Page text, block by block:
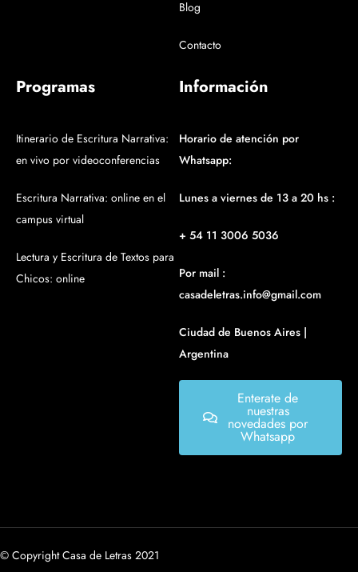
Blog
Contacto
Programas
Itinerario de Escritura Narrativa:
en vivo por videoconferencias
Escritura Narrativa: online en el
campus virtual
Lectura y Escritura de Textos para
Chicos: online
Información
Horario de atención por
Whatsapp:
Lunes a viernes de 13 a 20 hs :
+ 54 11 3006 5036
Por mail :
casadeletras.info@gmail.com
Ciudad de Buenos Aires |
Argentina
Enterate de
nuestras
novedades por
Whatsapp
© Copyright Casa de Letras 2021